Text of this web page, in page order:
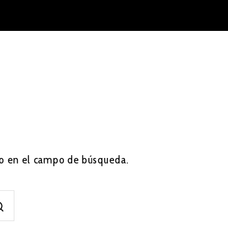
en el campo de búsqueda.